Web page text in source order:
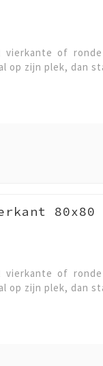
of
op zijn plek, dan
of
op zijn plek, dan